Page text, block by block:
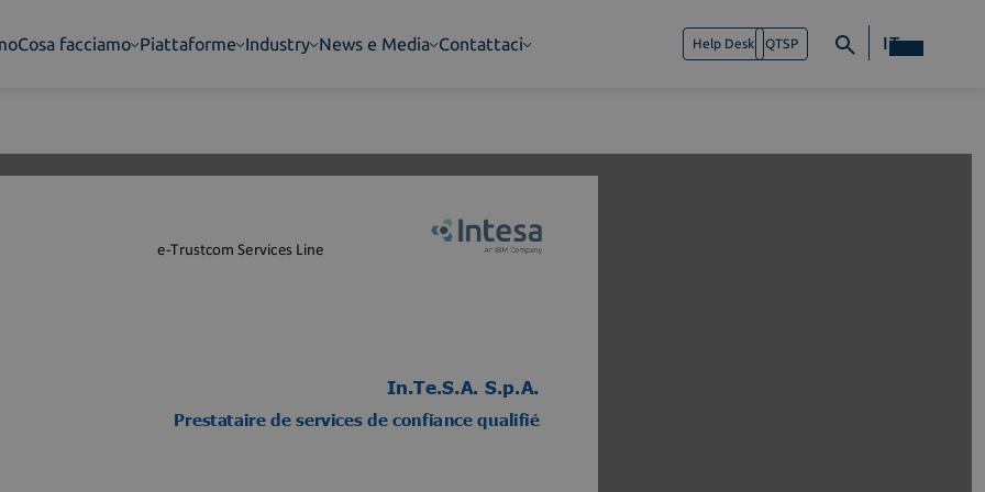
Cosa facciamo Piattaforme Industry News e Media Contattaci Help Desk QTSP IT